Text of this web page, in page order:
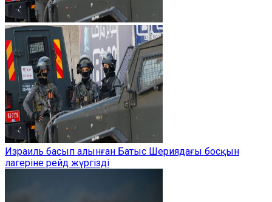
Израиль басып алынған Батыс Шериядағы босқын
лагеріне рейд жүргізді